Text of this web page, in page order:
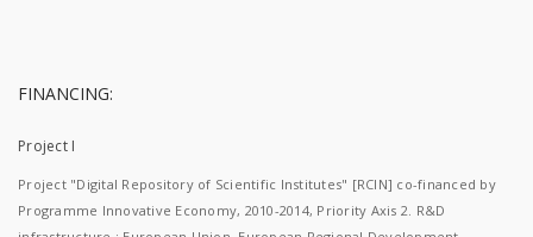
FINANCING:
Project I
Project "Digital Repository of Scientific Institutes" [RCIN] co-financed by
Programme Innovative Economy, 2010-2014, Priority Axis 2. R&D